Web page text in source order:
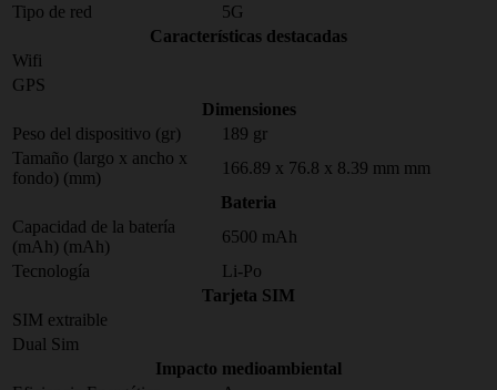
Tipo de red
5G
Características destacadas
Wifi
GPS
Dimensiones
Peso del dispositivo (gr)
189 gr
Tamaño (largo x ancho x
fondo) (mm)
166.89 x 76.8 x 8.39 mm mm
Bateria
Capacidad de la batería
(mAh) (mAh)
6500 mAh
Tecnología
Li-Po
Tarjeta SIM
SIM extraible
Dual Sim
Impacto medioambiental